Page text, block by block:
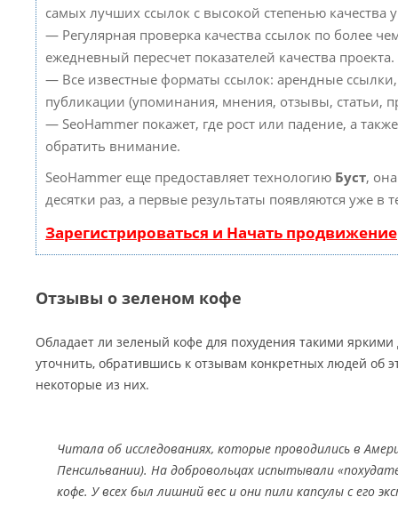
самых лучших ссылок с высокой степенью качества
— Регулярная проверка качества ссылок по более
ежедневный пересчет показателей качества проекта.
— Все известные форматы ссылок: арендные
публикации (упоминания, мнения, отзывы, статьи,
— SeoHammer покажет, где рост или падение, а
обратить внимание.
SeoHammer еще предоставляет технологию Буст,
десятки раз, а первые результаты появляются уже в
Зарегистрироваться и Начать продвижение
Отзывы о зеленом кофе
Обладает ли зеленый кофе для похудения такими
уточнить, обратившись к отзывам конкретных людей об
некоторые из них.
Читала об исследованиях, которые проводились в
Пенсильвании). На добровольцах испытывали
кофе. У всех был лишний вес и они пили капсулы с его